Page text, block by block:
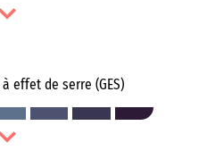
effet de serre (GES)